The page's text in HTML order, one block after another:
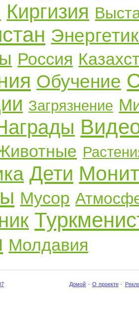
Киргизия
Россия
Обучение
Загрязнение
Дети
Мусор
Молдавия
Домой · О проекте ·